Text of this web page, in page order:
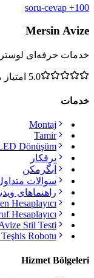
100+ soru-cevap
Mersin Avize
خدمات حرفه‌ای
5.0
خدمات
Montaj
Tamir
Dönüşüm
برقکار
آبگرمکن
سوالات
راهنماهای
Hesaplayıcı
Hesaplayıcı
Stil Testi
Robotu
Hizmet Bölgeleri